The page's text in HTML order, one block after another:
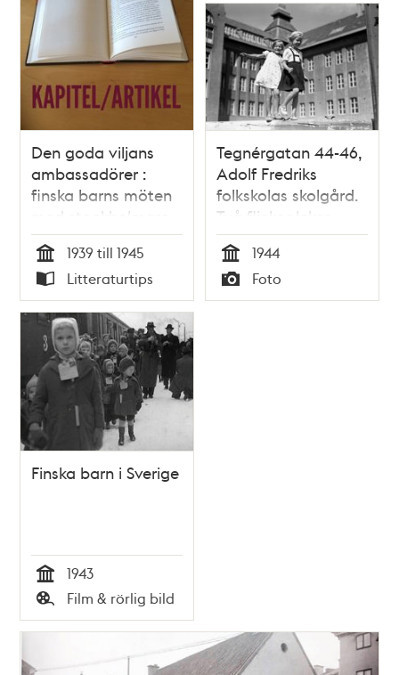
Den goda viljans
ambassadörer :
finska barns möten
med stockholmare
under andra
världskriget / Ann
Nehlin
Tid
1939 till 1945
Typ
Litteraturtips
Tegnérgatan 44-46,
Adolf Fredriks
folkskolas skolgård.
Två flickor leker.
Tid
1944
Typ
Foto
Finska barn i Sverige
Tid
1943
Typ
Film & rörlig bild